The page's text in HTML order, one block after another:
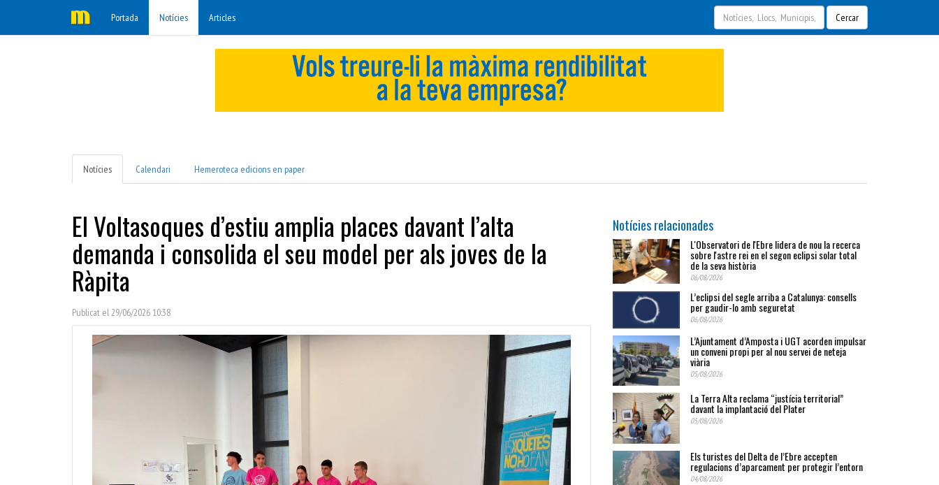
Portada Notícies Articles Cercar
Notícies Calendari Hemeroteca edicions en paper
El Voltasoques d’estiu amplia places davant l’alta
demanda i consolida el seu model per als joves de la
Ràpita
Publicat el 29/06/2026 10:38
Notícies relacionades
L'Observatori de l'Ebre lidera de nou la recerca
sobre l'astre rei en el segon eclipsi solar total
de la seva història
06/08/2026
L’eclipsi del segle arriba a Catalunya: consells
per gaudir-lo amb seguretat
06/08/2026
L’Ajuntament d’Amposta i UGT acorden impulsar
un conveni propi per al nou servei de neteja
viària
05/08/2026
La Terra Alta reclama “justícia territorial”
davant la implantació del Plater
05/08/2026
Els turistes del Delta de l’Ebre accepten
regulacions d’aparcament per protegir l’entorn
04/08/2026